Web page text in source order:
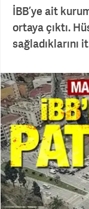
İBB’ye ait
ortaya çıktı.
sağladıklarını